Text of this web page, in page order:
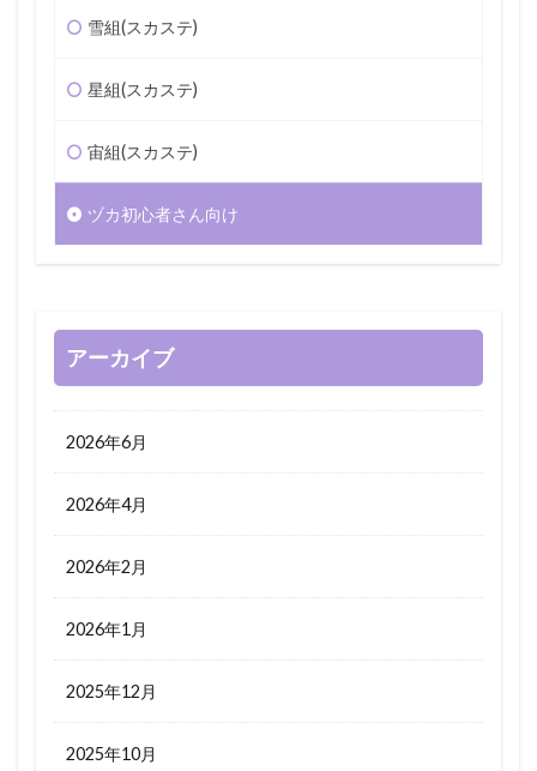
雪組(スカステ)
星組(スカステ)
宙組(スカステ)
ヅカ初心者さん向け
アーカイブ
2026年6月
2026年4月
2026年2月
2026年1月
2025年12月
2025年10月